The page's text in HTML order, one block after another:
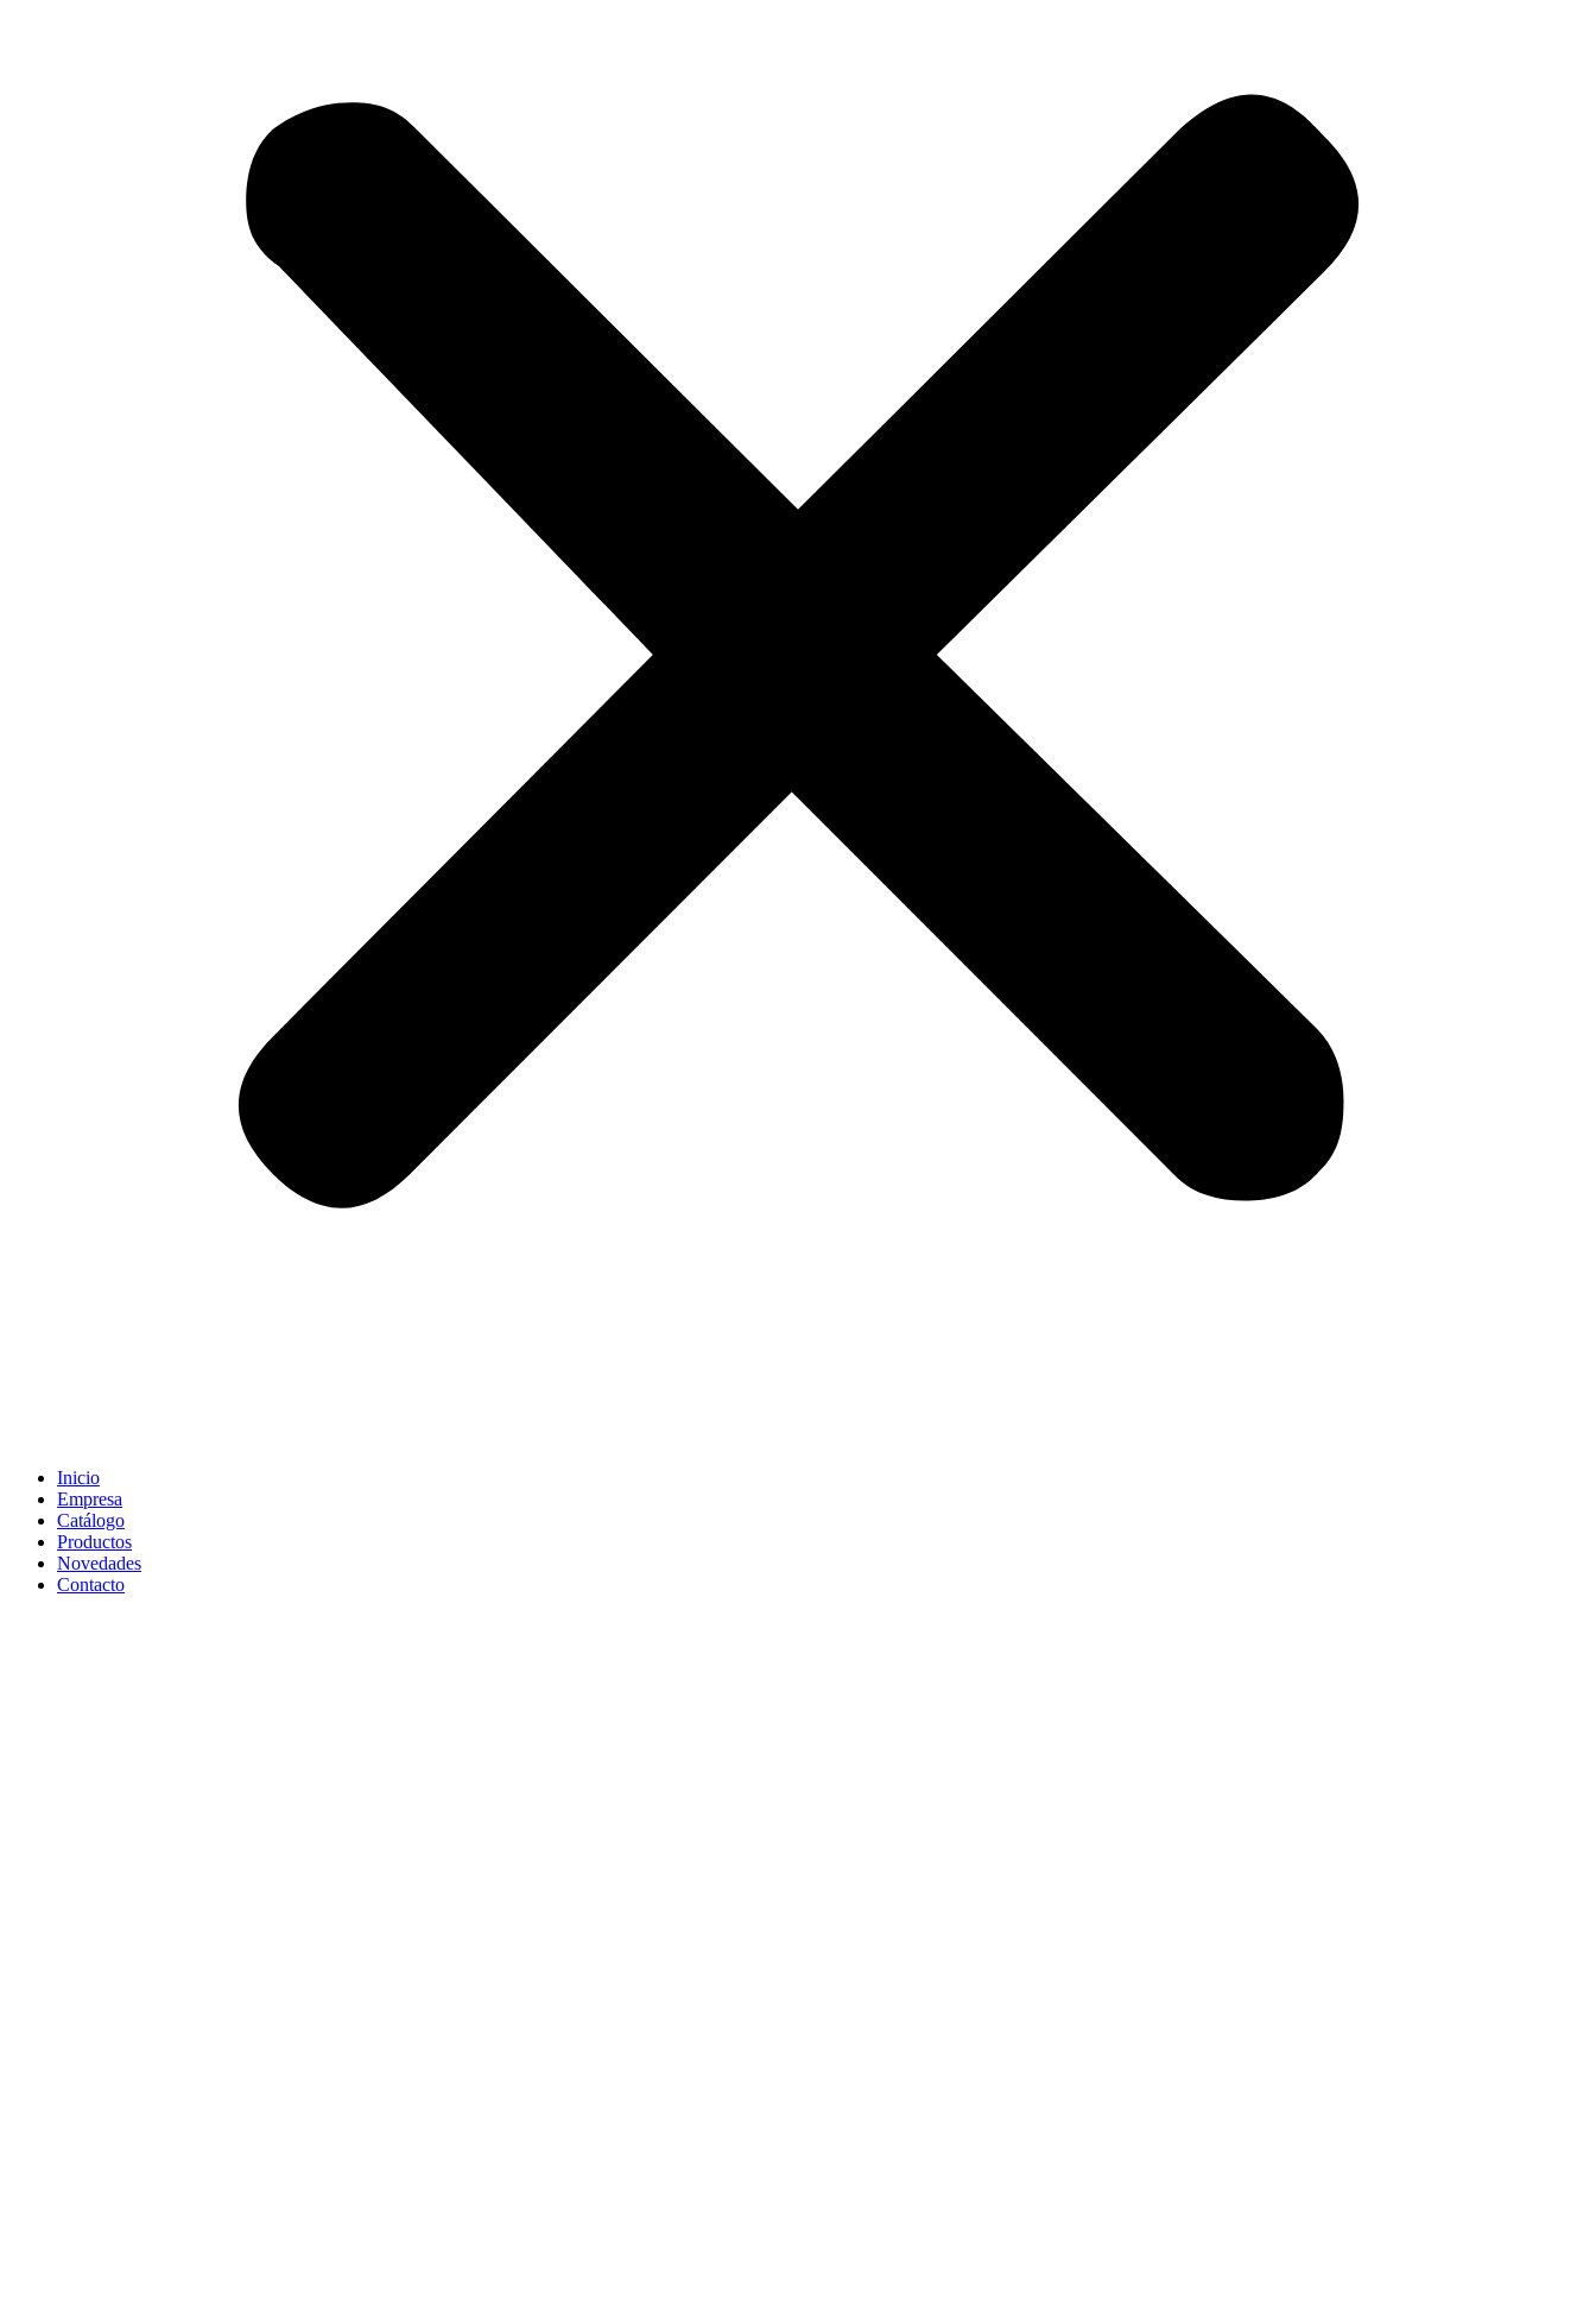
Inicio
Empresa
Catálogo
Productos
Novedades
Contacto